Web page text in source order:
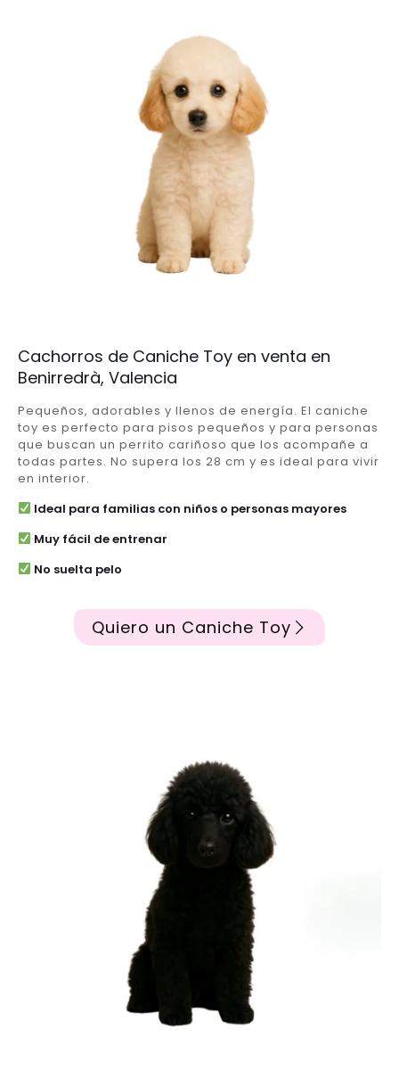
Cachorros de Caniche Toy en venta en
Benirredrà, Valencia
Pequeños, adorables y llenos de energía. El caniche
toy es perfecto para pisos pequeños y para personas
que buscan un perrito cariñoso que los acompañe a
todas partes. No supera los 28 cm y es ideal para vivir
en interior.
Ideal para familias con niños o personas mayores
Muy fácil de entrenar
No suelta pelo
Quiero un Caniche Toy